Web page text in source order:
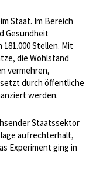
Staat. Im Bereich
Gesundheit
Stellen. Mit
die Wohlstand
vermehren,
durch öffentliche
werden.
Staatssektor
aufrechterhält,
Experiment ging in